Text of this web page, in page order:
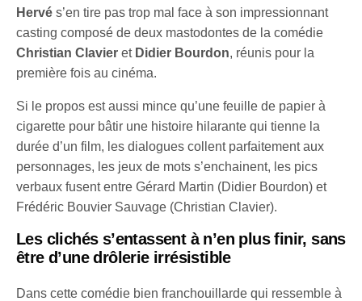
Hervé s’en tire pas trop mal face à son impressionnant
casting composé de deux mastodontes de la comédie
Christian Clavieret Didier Bourdon, réunis pour la
première fois au cinéma.
Si le propos est aussi mince qu’une feuille de papier à
cigarette pour bâtir une histoire hilarante qui tienne la
durée d’un film, les dialogues collent parfaitement aux
personnages, les jeux de mots s’enchainent, les pics
verbaux fusent entre Gérard Martin (Didier Bourdon) et
Frédéric Bouvier Sauvage (Christian Clavier).
Les clichés s’entassent à n’en plus finir, sans
être d’une drôlerie irrésistible
Dans cette comédie bien franchouillarde qui ressemble à